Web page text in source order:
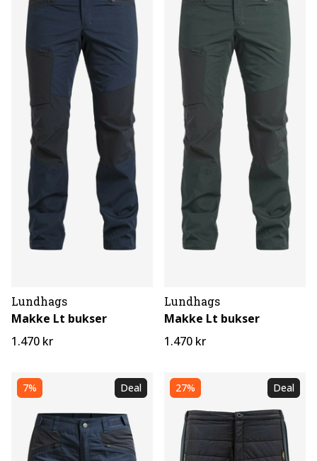
Lundhags
Makke Lt bukser
1.470 kr
Lundhags
Makke Lt bukser
1.470 kr
7% Deal 27% Deal